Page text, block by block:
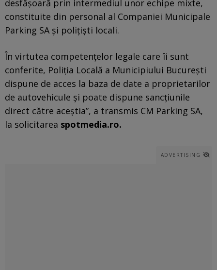
desfășoară prin intermediul unor echipe mixte,
constituite din personal al Companiei Municipale
Parking SA și polițiști locali.
În virtutea competențelor legale care îi sunt
conferite, Poliția Locală a Municipiului București
dispune de acces la baza de date a proprietarilor
de autovehicule și poate dispune sancțiunile
direct către aceștia”, a transmis CM Parking SA,
la solicitarea spotmedia.ro.
ADVERTISING